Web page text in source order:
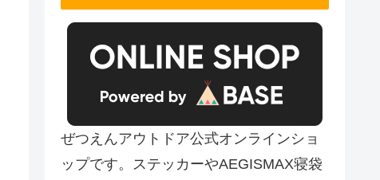
ぜつえんアウトドア公式オンラインショ
ップです。ステッカーやAEGISMAX寝袋